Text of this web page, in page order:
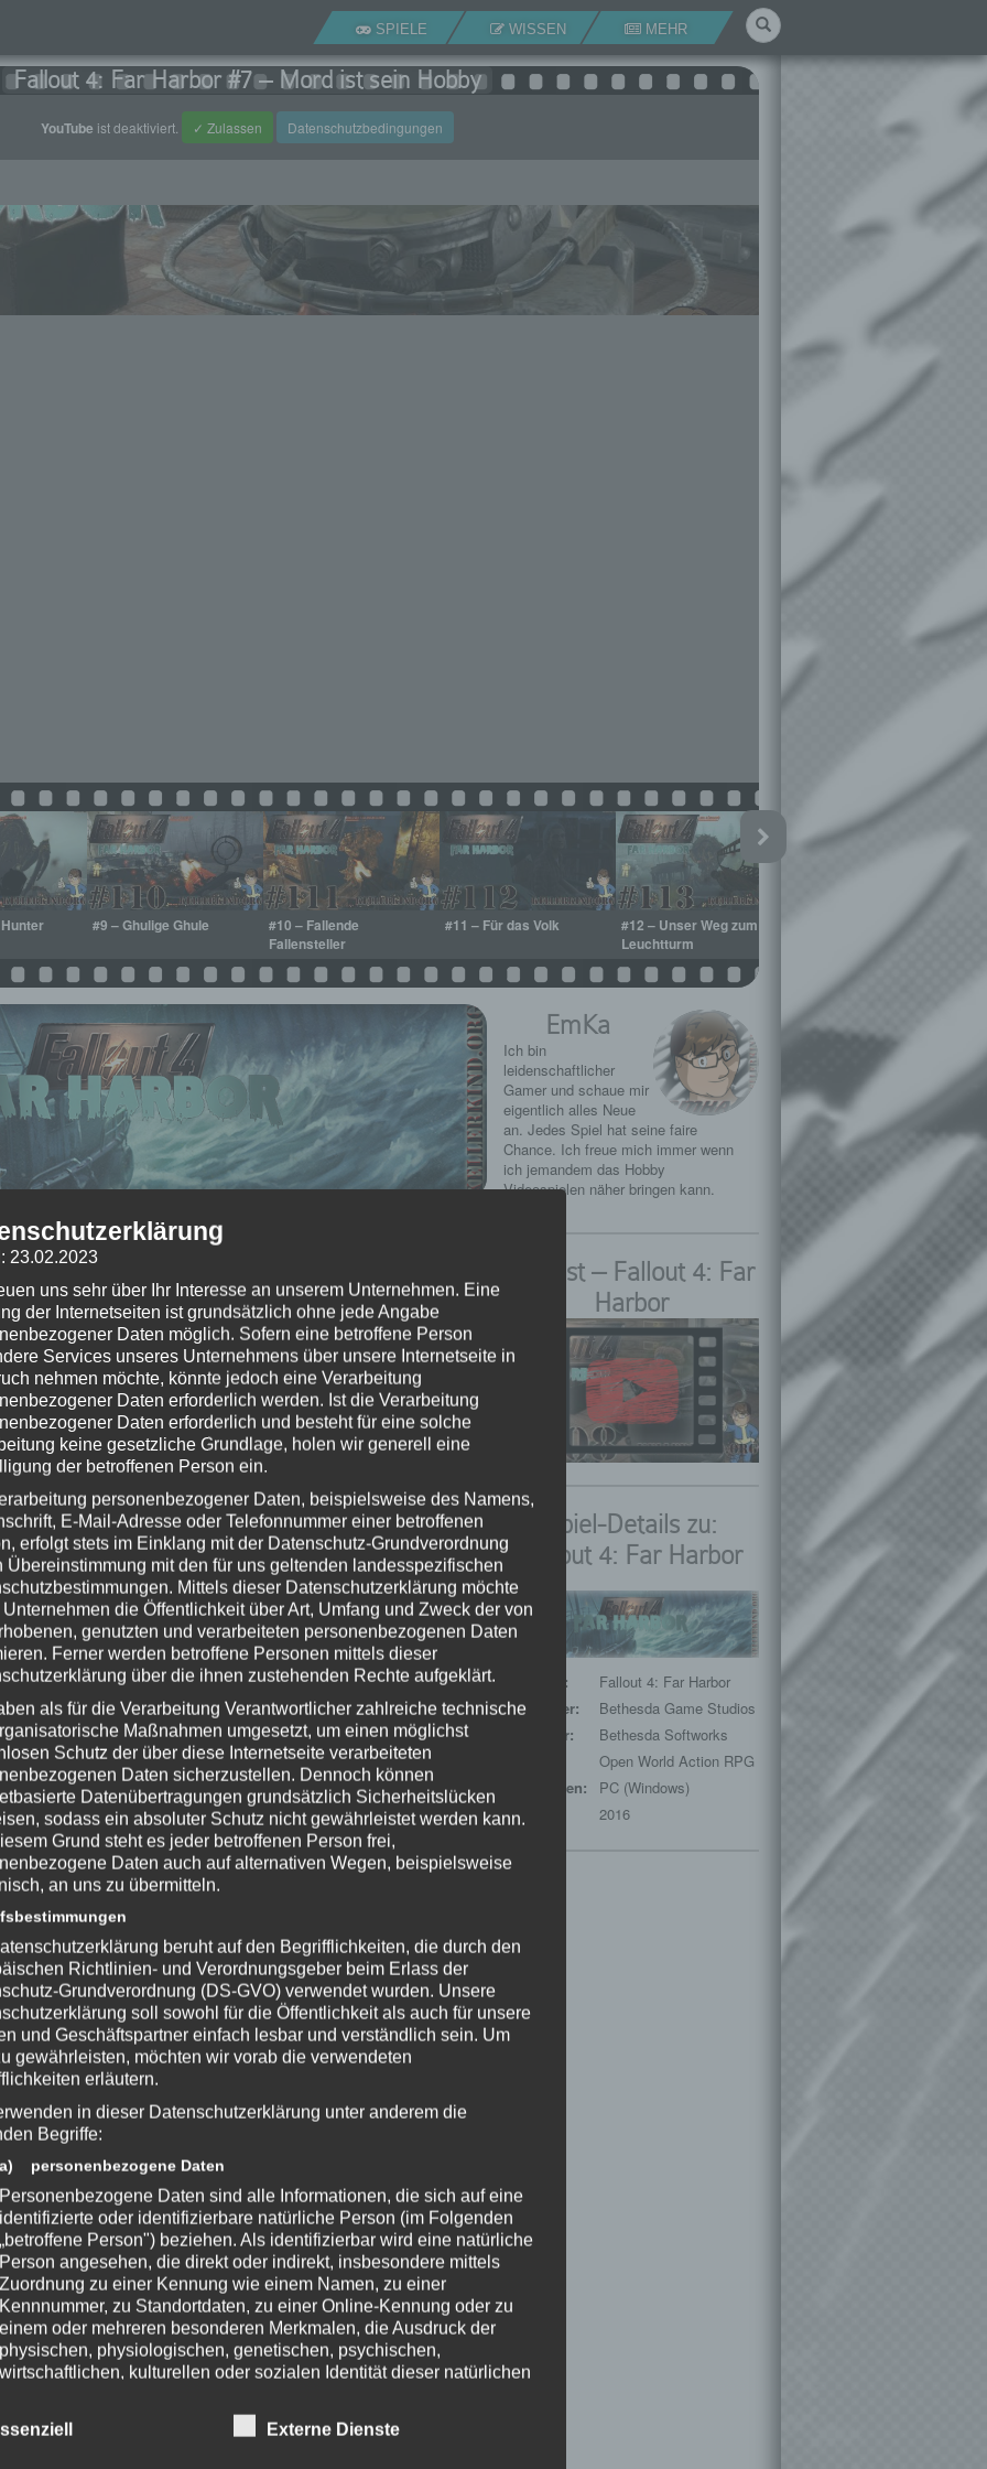
SPIELE WISSEN MEHR Suchen
Fallout 4: Far Harbor #7 – Mord ist sein Hobby
YouTube ist deaktiviert. ✓ Zulassen Datenschutzbedingungen
#9 – Ghulige Ghule
#10 – Fallende
Fallensteller
#11 – Für das Volk
#12 – Unser Weg zum
Leuchtturm
#13 – Der Schrein
um 18:05 Uhr – Kommentare:Keine Kommentare
(Bisher keine Bewertungen)
4: Far Harbor ★
#007 – Mord ist sein Hobby
heute an, intensiv zu ermitteln. Es ist ein grausamer Mord geschehen.
Game Studios
bitte die Entwickler und kaufe Dir das Spiel im Original!
🙂
Media-Unternehmen. Bethesda, Bethesda Softworks, Bethesda
Logos sind Marken oder eingetragene Marken von ZeniMax Media
Alle übrigen Marken und Handelsnamen sind Eigentum ihrer jeweiligen
Bewertung da!
einen Kommentar
Erforderliche Felder sind mit *markiert
EmKa
Ich bin
leidenschaftlicher
Gamer und schaue mir
eigentlich alles Neue
an. Jedes Spiel hat seine faire
Chance. Ich freue mich immer wenn
ich jemandem das Hobby
Videospielen näher bringen kann.
Playlist – Fallout 4: Far
Harbor
Spiel-Details zu:
Fallout 4: Far Harbor
Spieltitel:
Fallout 4: Far Harbor
Entwickler:
Bethesda Game Studios
Publisher:
Bethesda Softworks
Open World Action RPG
Plattformen:
PC (Windows)
Release:
2016
23.02.2023
uns sehr über Ihr Interesse an unserem Unternehmen. Eine
der Internetseiten ist grundsätzlich ohne jede Angabe
Daten möglich. Sofern eine betroffene Person
Services unseres Unternehmens über unsere Internetseite in
nehmen möchte, könnte jedoch eine Verarbeitung
Daten erforderlich werden. Ist die Verarbeitung
Daten erforderlich und besteht für eine solche
keine gesetzliche Grundlage, holen wir generell eine
der betroffenen Person ein.
personenbezogener Daten, beispielsweise des Namens,
E-Mail-Adresse oder Telefonnummer einer betroffenen
erfolgt stets im Einklang mit der Datenschutz-Grundverordnung
Übereinstimmung mit den für uns geltenden landesspezifischen
Mittels dieser Datenschutzerklärung möchte
Unternehmen die Öffentlichkeit über Art, Umfang und Zweck der von
genutzten und verarbeiteten personenbezogenen Daten
Ferner werden betroffene Personen mittels dieser
über die ihnen zustehenden Rechte aufgeklärt.
als für die Verarbeitung Verantwortlicher zahlreiche technische
Maßnahmen umgesetzt, um einen möglichst
Schutz der über diese Internetseite verarbeiteten
Daten sicherzustellen. Dennoch können
Datenübertragungen grundsätzlich Sicherheitslücken
sodass ein absoluter Schutz nicht gewährleistet werden kann.
Grund steht es jeder betroffenen Person frei,
Daten auch auf alternativen Wegen, beispielsweise
an uns zu übermitteln.
beruht auf den Begrifflichkeiten, die durch den
Richtlinien- und Verordnungsgeber beim Erlass der
Grundverordnung (DS-GVO) verwendet wurden. Unsere
soll sowohl für die Öffentlichkeit als auch für unsere
und Geschäftspartner einfach lesbar und verständlich sein. Um
gewährleisten, möchten wir vorab die verwendeten
erläutern.
in dieser Datenschutzerklärung unter anderem die
Begriffe:
a) personenbezogene Daten
Personenbezogene Daten sind alle Informationen, die sich auf eine
identifizierte oder identifizierbare natürliche Person (im Folgenden
„betroffene Person") beziehen. Als identifizierbar wird eine natürliche
Person angesehen, die direkt oder indirekt, insbesondere mittels
Zuordnung zu einer Kennung wie einem Namen, zu einer
Kennnummer, zu Standortdaten, zu einer Online-Kennung oder zu
einem oder mehreren besonderen Merkmalen, die Ausdruck der
physischen, physiologischen, genetischen, psychischen,
wirtschaftlichen, kulturellen oder sozialen Identität dieser natürlichen
b) betroffene Person Externe Dienste